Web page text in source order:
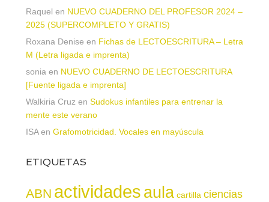
Raquel en NUEVO CUADERNO DEL PROFESOR 2024 –
2025 (SUPERCOMPLETO Y GRATIS)
Roxana Denise en Fichas de LECTOESCRITURA – Letra
M (Letra ligada e imprenta)
sonia en NUEVO CUADERNO DE LECTOESCRITURA
[Fuente ligada e imprenta]
Walkiria Cruz en Sudokus infantiles para entrenar la
mente este verano
ISAen Grafomotricidad. Vocales en mayúscula
ETIQUETAS
ABN actividadesaula cartilla ciencias